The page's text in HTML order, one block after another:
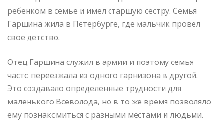
ребенком в семье и имел старшую сестру. Семья
Гаршина жила в Петербурге, где мальчик провел
свое детство.
Отец Гаршина служил в армии и поэтому семья
часто переезжала из одного гарнизона в другой.
Это создавало определенные трудности для
маленького Всеволода, но в то же время позволяло
ему познакомиться с разными местами и людьми.